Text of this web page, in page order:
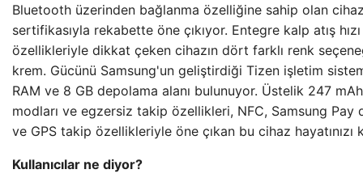
Bluetooth üzerinden bağlanma özelliğine sahip olan
sertifikasıyla rekabette öne çıkıyor. Entegre kalp atış
özellikleriyle dikkat çeken cihazın dört farklı renk
krem. Gücünü Samsung'un geliştirdiği Tizen işletim
RAM ve 8 GB depolama alanı bulunuyor. Üstelik 247
modları ve egzersiz takip özellikleri, NFC, Samsung
ve GPS takip özellikleriyle öne çıkan bu cihaz hayatınızı
Kullanıcılar ne diyor?